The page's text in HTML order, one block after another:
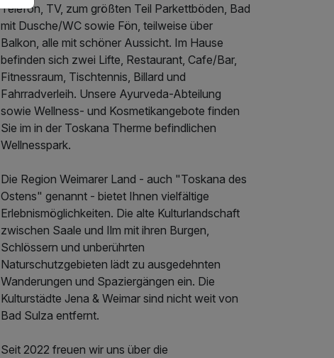
Telefon, TV, zum größten Teil Parkettböden, Bad
mit Dusche/WC sowie Fön, teilweise über
Balkon, alle mit schöner Aussicht. Im Hause
befinden sich zwei Lifte, Restaurant, Cafe/Bar,
Fitnessraum, Tischtennis, Billard und
Fahrradverleih. Unsere Ayurveda-Abteilung
sowie Wellness- und Kosmetikangebote finden
Sie im in der Toskana Therme befindlichen
Wellnesspark.
Die Region Weimarer Land - auch "Toskana des
Ostens" genannt - bietet Ihnen vielfältige
Erlebnismöglichkeiten. Die alte Kulturlandschaft
zwischen Saale und Ilm mit ihren Burgen,
Schlössern und unberührten
Naturschutzgebieten lädt zu ausgedehnten
Wanderungen und Spaziergängen ein. Die
Kulturstädte Jena & Weimar sind nicht weit von
Bad Sulza entfernt.
Seit 2022 freuen wir uns über die